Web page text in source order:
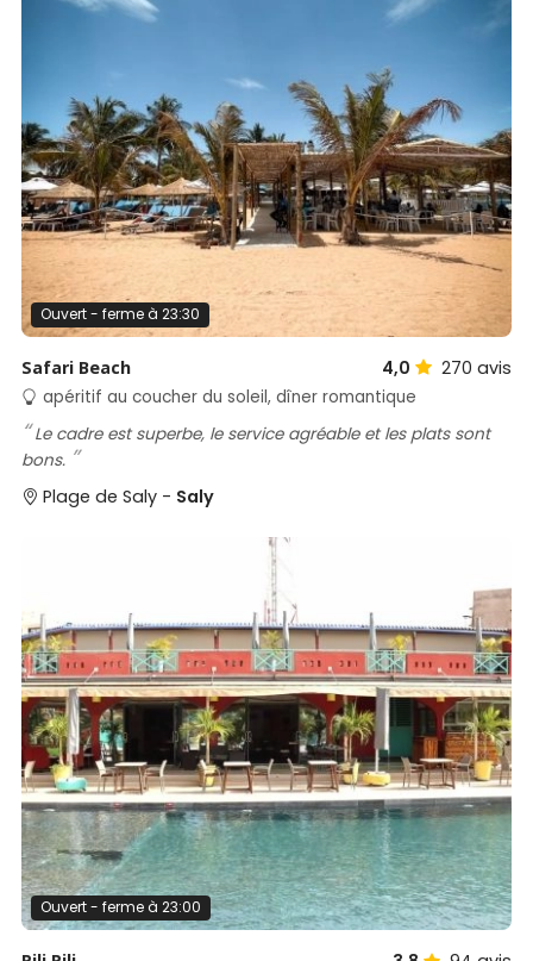
Ouvert - ferme à 23:30
Safari Beach 4,0 270 avis
apéritif au coucher du soleil, dîner romantique
Le cadre est superbe, le service agréable et les plats sont
bons.
Plage de Saly - Saly
Ouvert - ferme à 23:00